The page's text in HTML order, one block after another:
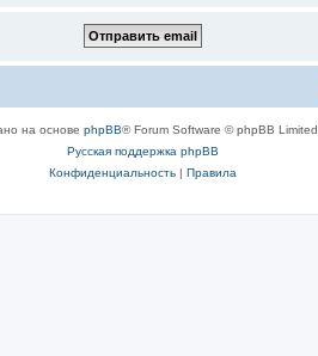
на основе phpBB® Forum Software © phpBB Limited
Русская поддержка phpBB
Конфиденциальность| Правила